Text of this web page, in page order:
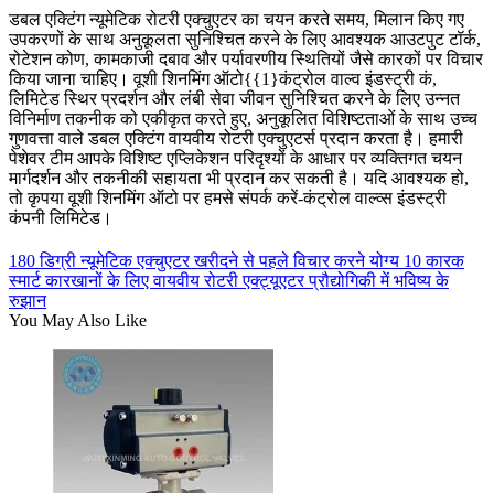
डबल एक्टिंग न्यूमेटिक रोटरी एक्चुएटर का चयन करते समय, मिलान किए गए
उपकरणों के साथ अनुकूलता सुनिश्चित करने के लिए आवश्यक आउटपुट टॉर्क,
रोटेशन कोण, कामकाजी दबाव और पर्यावरणीय स्थितियों जैसे कारकों पर विचार
किया जाना चाहिए। वूशी शिनमिंग ऑटो{{1}कंट्रोल वाल्व इंडस्ट्री कं,
लिमिटेड स्थिर प्रदर्शन और लंबी सेवा जीवन सुनिश्चित करने के लिए उन्नत
विनिर्माण तकनीक को एकीकृत करते हुए, अनुकूलित विशिष्टताओं के साथ उच्च
गुणवत्ता वाले डबल एक्टिंग वायवीय रोटरी एक्चुएटर्स प्रदान करता है। हमारी
पेशेवर टीम आपके विशिष्ट एप्लिकेशन परिदृश्यों के आधार पर व्यक्तिगत चयन
मार्गदर्शन और तकनीकी सहायता भी प्रदान कर सकती है। यदि आवश्यक हो,
तो कृपया वूशी शिनमिंग ऑटो पर हमसे संपर्क करें-कंट्रोल वाल्व्स इंडस्ट्री
कंपनी लिमिटेड।
180 डिग्री न्यूमेटिक एक्चुएटर खरीदने से पहले विचार करने योग्य 10 कारक
स्मार्ट कारखानों के लिए वायवीय रोटरी एक्ट्यूएटर प्रौद्योगिकी में भविष्य के
रुझान
You May Also Like